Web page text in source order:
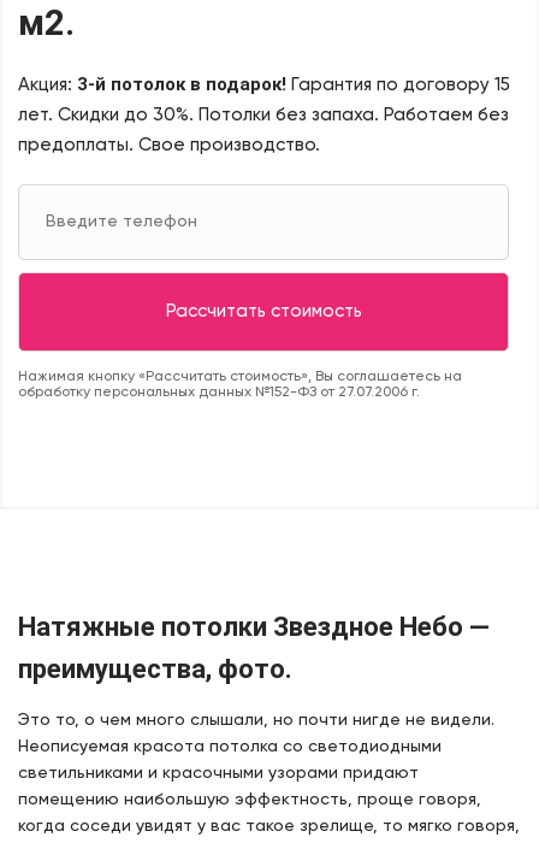
м2.
Акция: 3-й потолок в подарок! Гарантия по договору 15
лет. Скидки до 30%. Потолки без запаха. Работаем без
предоплаты. Свое производство.
Нажимая кнопку «Рассчитать стоимость», Вы соглашаетесь на
обработку персональных данных №152-ФЗ от 27.07.2006 г.
Натяжные потолки Звездное Небо —
преимущества, фото.
Это то, о чем много слышали, но почти нигде не видели.
Неописуемая красота потолка со светодиодными
светильниками и красочными узорами придают
помещению наибольшую эффектность, проще говоря,
когда соседи увидят у вас такое зрелище, то мягко говоря,